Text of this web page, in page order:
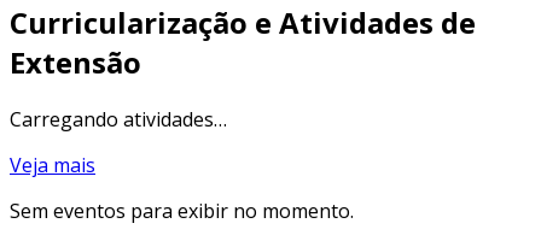
Curricularização e Atividades de
Extensão
Carregando atividades…
Veja mais
Sem eventos para exibir no momento.